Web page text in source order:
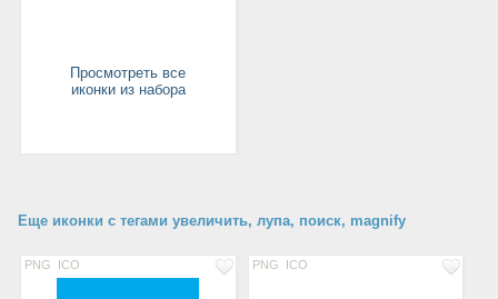
Просмотреть все
иконки из набора
Еще иконки с тегами увеличить, лупа, поиск, magnify
PNG ICO PNG ICO